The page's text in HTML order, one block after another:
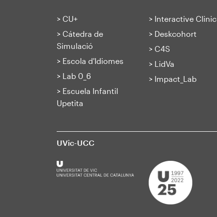
> CU+
> Cátedra de
Simulació
> Escola d'Idiomes
> Lab 0_6
> Escuela Infantil
Upetita
> Interactive
> Deskcohort
> C4S
> LidVa
> Impact_Lab
UVic-UCC